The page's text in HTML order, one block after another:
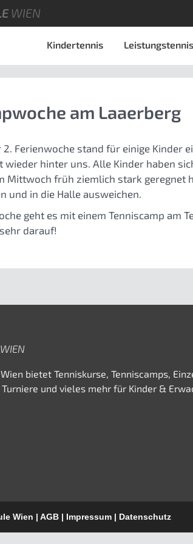
WIEN
Kindertennis Leistungstennis
am Laaerberg
2. Ferienwoche stand für einige Kinder
wieder hinter uns. Alle Kinder haben
Mittwoch früh ziemlich stark geregnet
und in die Halle ausweichen.
geht es mit einem Tenniscamp am
darauf!
WIEN
bietet Tenniskurse, Tenniscamps,
und vieles mehr für Kinder &
Wien | AGB | Impressum | Datenschutz